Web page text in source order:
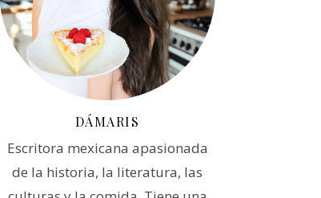
DÁMARIS
Escritora mexicana apasionada
de la historia, la literatura, las